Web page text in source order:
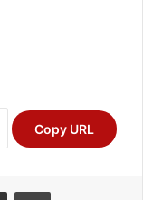
Copy URL
Share via Email Print